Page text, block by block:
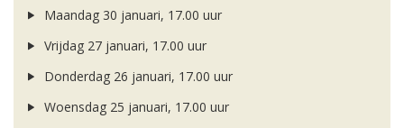
Maandag 30 januari, 17.00 uur
Vrijdag 27 januari, 17.00 uur
Donderdag 26 januari, 17.00 uur
Woensdag 25 januari, 17.00 uur